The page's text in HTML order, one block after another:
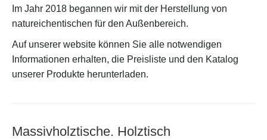
Im Jahr 2018 begannen wir mit der Herstellung von
natureichentischen für den Außenbereich.
Auf unserer website können Sie alle notwendigen
Informationen erhalten, die Preisliste und den Katalog
unserer Produkte herunterladen.
Massivholztische. Holztisch